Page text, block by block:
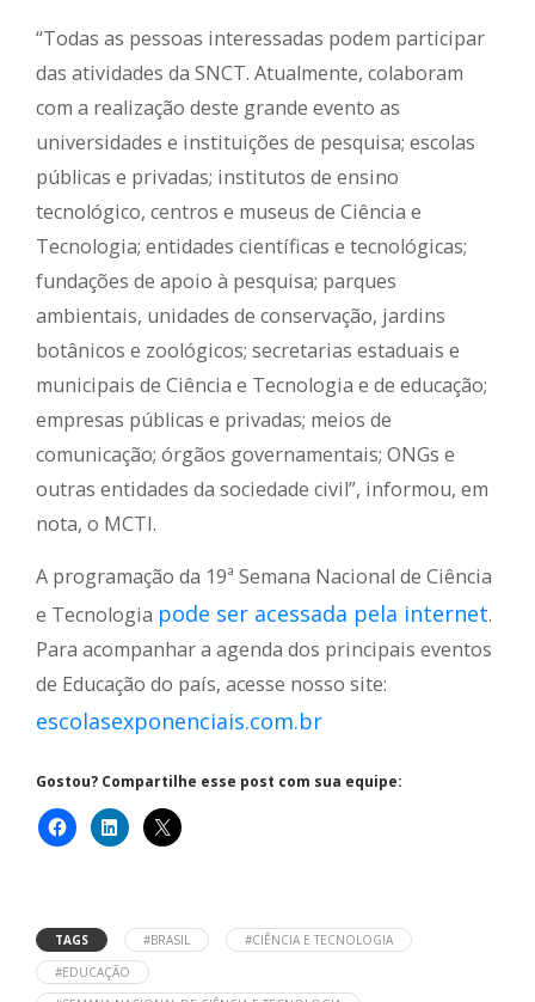
“Todas as pessoas interessadas podem participar
das atividades da SNCT. Atualmente, colaboram
com a realização deste grande evento as
universidades e instituições de pesquisa; escolas
públicas e privadas; institutos de ensino
tecnológico, centros e museus de Ciência e
Tecnologia; entidades científicas e tecnológicas;
fundações de apoio à pesquisa; parques
ambientais, unidades de conservação, jardins
botânicos e zoológicos; secretarias estaduais e
municipais de Ciência e Tecnologia e de educação;
empresas públicas e privadas; meios de
comunicação; órgãos governamentais; ONGs e
outras entidades da sociedade civil”, informou, em
nota, o MCTI.
A programação da 19ª Semana Nacional de Ciência
e Tecnologia pode ser acessada pela internet.
Para acompanhar a agenda dos principais eventos
de Educação do país, acesse nosso site:
escolasexponenciais.com.br
Gostou? Compartilhe esse post com sua equipe:
TAGS #BRASIL
#CIÊNCIA E TECNOLOGIA
#EDUCAÇÃO